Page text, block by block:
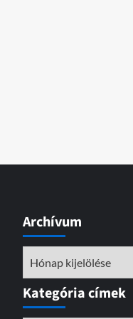
Archívum
Kategória címek